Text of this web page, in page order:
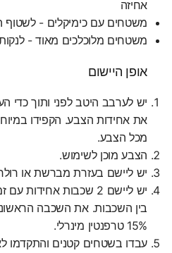
אחיזה
משטחים עם כימיקלים - לשטוף
משטחים מלוכלכים מאוד -
אופן היישום
יש לערבב היטב לפני ותוך כדי
את אחידות הצבע. הקפידו
מכל הצבע.
הצבע מוכן לשימוש.
יש ליישם בעזרת מברשת או
15% טרפנטין מינרלי.
עבדו בשטחים קטנים